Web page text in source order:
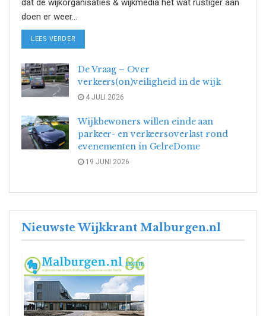
dat de wijkorganisaties & wijkmedia het wat rustiger aan
doen er weer...
LEES VERDER
De Vraag – Over
verkeers(on)veiligheid in de wijk
4 JULI 2026
Wijkbewoners willen einde aan
parkeer- en verkeersoverlast rond
evenementen in GelreDome
19 JUNI 2026
Nieuwste Wijkkrant Malburgen.nl